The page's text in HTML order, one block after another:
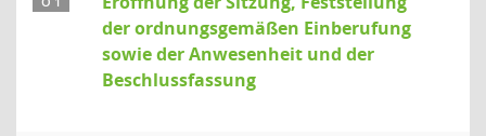
der ordnungsgemäßen Einberufung
sowie der Anwesenheit und der
Beschlussfassung